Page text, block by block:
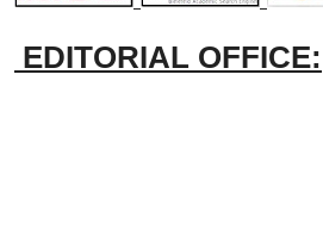
EDITORIAL OFFICE: